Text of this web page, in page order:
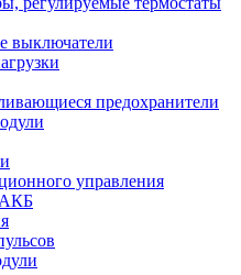
выключатели
предохранители
управления
АКБ